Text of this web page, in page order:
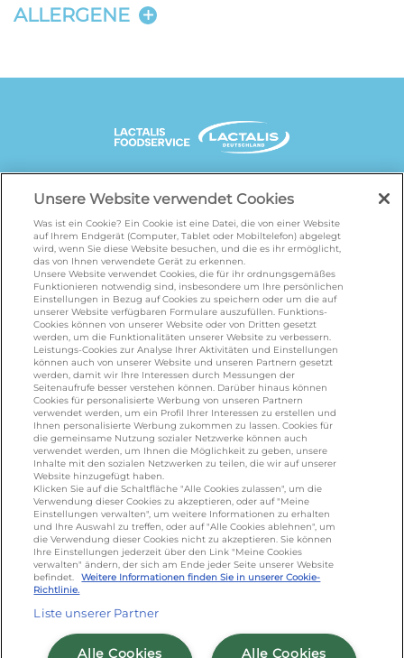
ALLERGENE
UNSERE MARKENSEITEN
galbani.de/leerdammer.de/president.de
salakis.de/frankenland.com/
omiramilch.de/minusl.de
KONTAKT
foodservice.info@de.lactalis.com
Lactalis Deutschland GmbH - Tel: +49 (0)751
887 366 /lactalis.de
Omira Bodenseemilch GmbH - Tel: +49
(0)751 887 366 /omira.de
Cookie Richtlinie Sitemap/Datenschutz
Unsere Website verwendet Cookies
Was ist ein Cookie? Ein Cookie ist eine Datei, die von einer Website
auf Ihrem Endgerät (Computer, Tablet oder Mobiltelefon) abgelegt
wird, wenn Sie diese Website besuchen, und die es ihr ermöglicht,
das von Ihnen verwendete Gerät zu erkennen.
Unsere Website verwendet Cookies, die für ihr ordnungsgemäßes
Funktionieren notwendig sind, insbesondere um Ihre persönlichen
Einstellungen in Bezug auf Cookies zu speichern oder um die auf
unserer Website verfügbaren Formulare auszufüllen. Funktions-
Cookies können von unserer Website oder von Dritten gesetzt
werden, um die Funktionalitäten unserer Website zu verbessern.
Leistungs-Cookies zur Analyse Ihrer Aktivitäten und Einstellungen
können auch von unserer Website und unseren Partnern gesetzt
werden, damit wir Ihre Interessen durch Messungen der
Seitenaufrufe besser verstehen können. Darüber hinaus können
Cookies für personalisierte Werbung von unseren Partnern
verwendet werden, um ein Profil Ihrer Interessen zu erstellen und
Ihnen personalisierte Werbung zukommen zu lassen. Cookies für
die gemeinsame Nutzung sozialer Netzwerke können auch
verwendet werden, um Ihnen die Möglichkeit zu geben, unsere
Inhalte mit den sozialen Netzwerken zu teilen, die wir auf unserer
Website hinzugefügt haben.
Klicken Sie auf die Schaltfläche "Alle Cookies zulassen", um die
Verwendung dieser Cookies zu akzeptieren, oder auf "Meine
Einstellungen verwalten", um weitere Informationen zu erhalten
und Ihre Auswahl zu treffen, oder auf "Alle Cookies ablehnen", um
die Verwendung dieser Cookies nicht zu akzeptieren. Sie können
Ihre Einstellungen jederzeit über den Link "Meine Cookies
verwalten" ändern, der sich am Ende jeder Seite unserer Website
befindet.
Weitere Informationen finden Sie in unserer Cookie-
Richtlinie.
Liste unserer Partner
Alle Cookies
Alle Cookies